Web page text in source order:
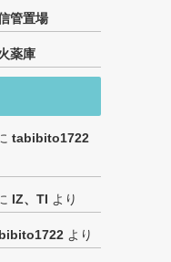
管置場
薬庫
tabibito1722
IZ、TI より
より